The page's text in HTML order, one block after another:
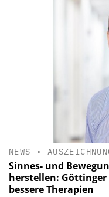
NEWS •
Sinnes- und
herstellen:
bessere Therapien